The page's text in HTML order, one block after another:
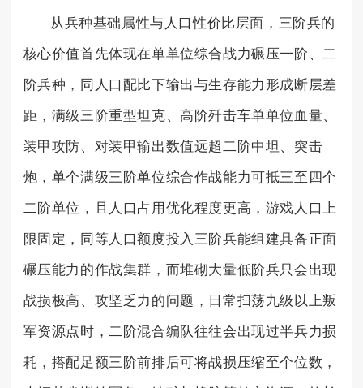
从兵种基础属性与人口性价比层面，三阶兵的
核心价值首先体现在单单位综合战力碾压一阶、二
阶兵种，同人口配比下输出与生存能力形成断层差
距，满级三阶重型坦克、高阶歼击车单单位血量、
装甲攻防、对装甲输出数值远超二阶中坦、突击
炮，单个满级三阶单位综合作战能力可抵三至四个
二阶单位，且人口占用优化程度更高，游戏人口上
限固定，同等人口额度投入三阶兵能组建具备正面
碾压能力的作战集群，而堆砌大量低阶兵只会出现
战损极高、攻坚乏力的问题，日常扫荡九级以上叛
军资源点时，二阶混合编队往往会出现过半兵力损
耗，搭配足额三阶前排后可将战损压缩至个位数，